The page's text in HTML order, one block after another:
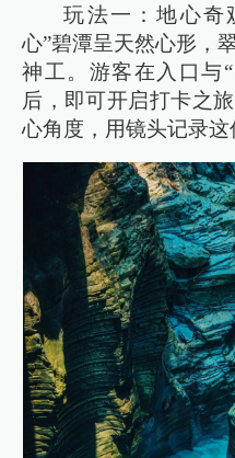
玩法一：地心奇
心”碧潭呈天然心形，
神工。游客在入口与
后，即可开启打卡之
心角度，用镜头记录这